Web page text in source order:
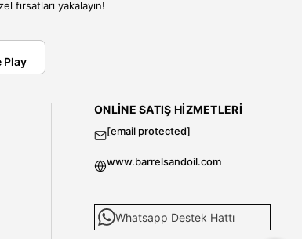
fırsatları yakalayın!
Play
ONLINE SATIŞ HIZMETLERI
[email protected]
www.barrelsandoil.com
Whatsapp Destek Hattı